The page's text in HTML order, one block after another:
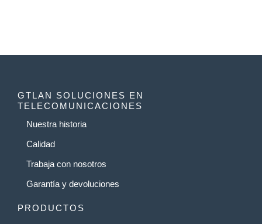
GTLAN SOLUCIONES EN
TELECOMUNICACIONES
Nuestra historia
Calidad
Trabaja con nosotros
Garantía y devoluciones
PRODUCTOS